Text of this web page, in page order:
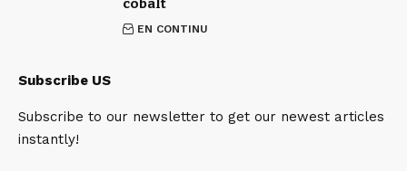
cobalt
EN CONTINU
Subscribe US
Subscribe to our newsletter to get our newest articles
instantly!